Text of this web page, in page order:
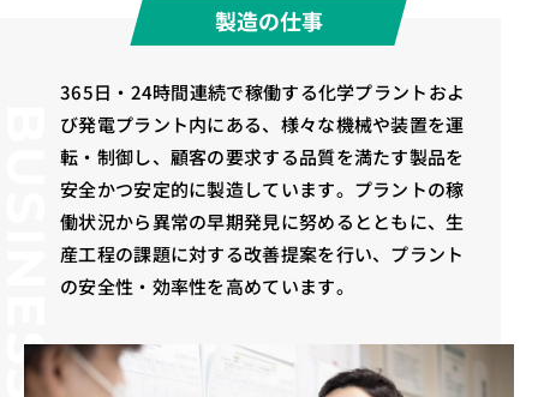
製造の仕事
365日・24時間連続で稼働する化学プラントおよ
び発電プラント内にある、様々な機械や装置を運
転・制御し、顧客の要求する品質を満たす製品を
安全かつ安定的に製造しています。プラントの稼
働状況から異常の早期発見に努めるとともに、生
産工程の課題に対する改善提案を行い、プラント
の安全性・効率性を高めています。